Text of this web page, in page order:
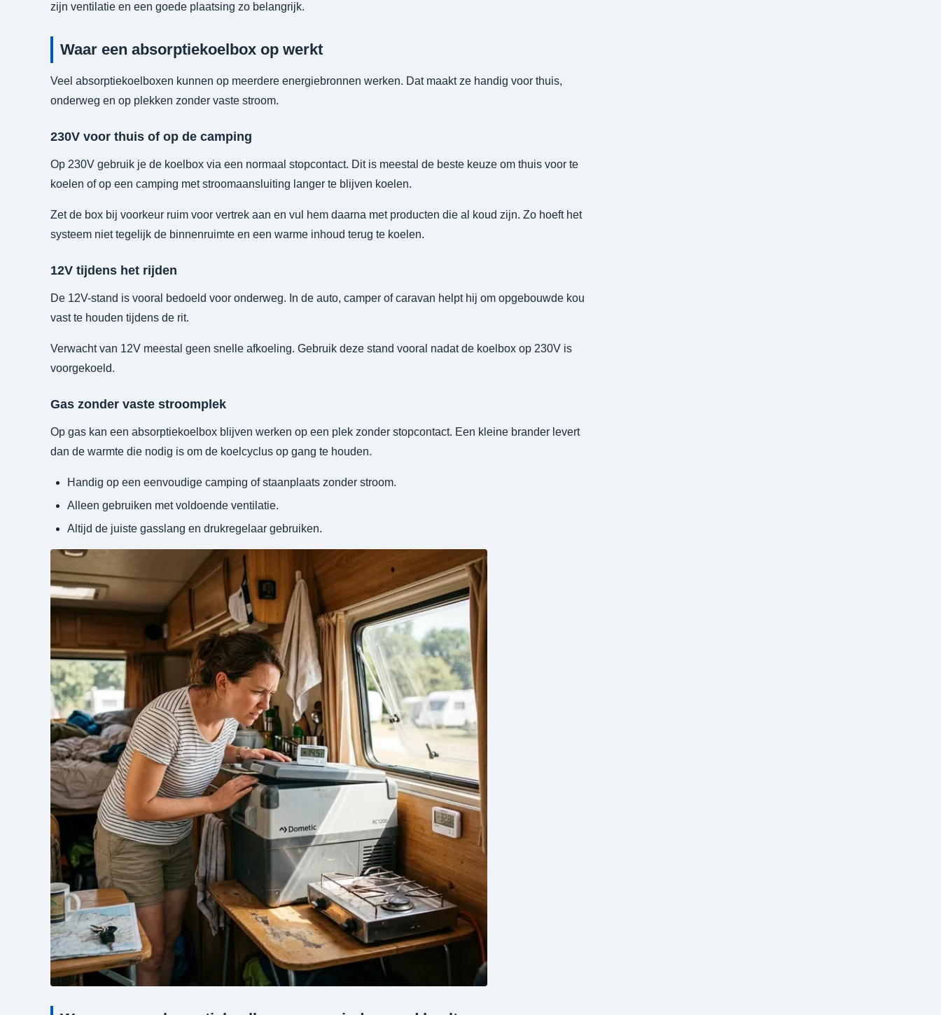
zijn ventilatie en een goede plaatsing zo belangrijk.
Waar een absorptiekoelbox op werkt
Veel absorptiekoelboxen kunnen op meerdere energiebronnen werken. Dat maakt ze handig voor thuis,
onderweg en op plekken zonder vaste stroom.
230V voor thuis of op de camping
Op 230V gebruik je de koelbox via een normaal stopcontact. Dit is meestal de beste keuze om thuis voor te
koelen of op een camping met stroomaansluiting langer te blijven koelen.
Zet de box bij voorkeur ruim voor vertrek aan en vul hem daarna met producten die al koud zijn. Zo hoeft het
systeem niet tegelijk de binnenruimte en een warme inhoud terug te koelen.
12V tijdens het rijden
De 12V-stand is vooral bedoeld voor onderweg. In de auto, camper of caravan helpt hij om opgebouwde kou
vast te houden tijdens de rit.
Verwacht van 12V meestal geen snelle afkoeling. Gebruik deze stand vooral nadat de koelbox op 230V is
voorgekoeld.
Gas zonder vaste stroomplek
Op gas kan een absorptiekoelbox blijven werken op een plek zonder stopcontact. Een kleine brander levert
dan de warmte die nodig is om de koelcyclus op gang te houden.
Handig op een eenvoudige camping of staanplaats zonder stroom.
Alleen gebruiken met voldoende ventilatie.
Altijd de juiste gasslang en drukregelaar gebruiken.